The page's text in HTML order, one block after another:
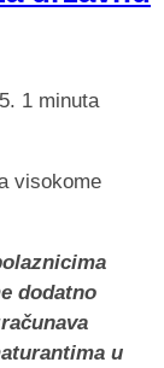
1 minuta
dodatno
u